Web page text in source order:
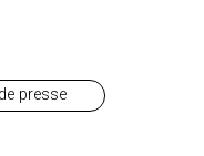
presse